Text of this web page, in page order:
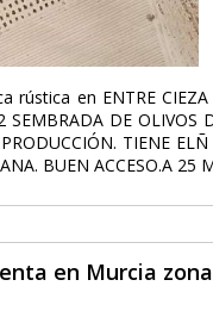
rústica en ENTRE
SEMBRADA DE OLIVOS
TIENE
BUEN ACCESO.A 25
en Murcia